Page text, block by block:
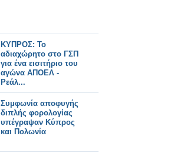
ΚΥΠΡΟΣ: Το
αδιαχώρητο στο ΓΣΠ
για ένα εισιτήριο του
αγώνα ΑΠΟΕΛ -
Ρεάλ...
Συμφωνία αποφυγής
διπλής φορολογίας
υπέγραψαν Κύπρος
και Πολωνία